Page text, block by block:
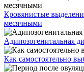
Кровянистые
месячными
Адипозогенитальная
Как самостоятельно